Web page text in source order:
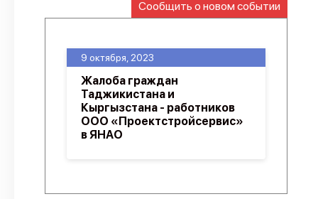
О проекте
Сообщить о новом событии
9 октября, 2023
Жалоба граждан
Таджикистана и
Кыргызстана - работников
ООО «Проектстройсервис»
в ЯНАО